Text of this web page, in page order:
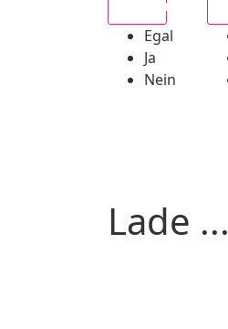
Egal
Ja
Nein
Lade ...